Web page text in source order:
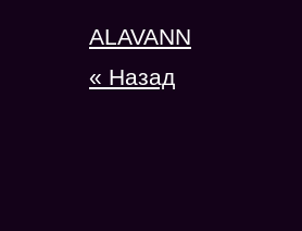
ALAVANN
« Назад